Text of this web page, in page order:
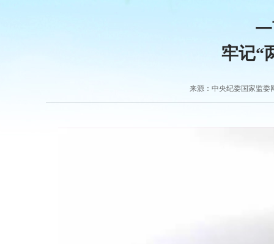
牢记“
来源：中央纪委国家监